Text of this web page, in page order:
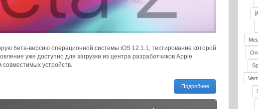
бета-версию операционной системы iOS 12.1.1, тестирование которой
уже доступно для загрузки из центра разработчиков Apple
устройств.
Подробнее